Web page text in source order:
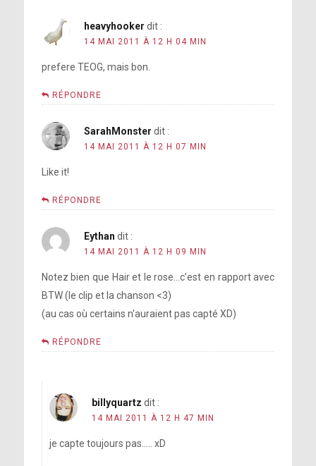
heavyhooker dit :
14 MAI 2011 À 12 H 04 MIN
prefere TEOG, mais bon.
RÉPONDRE
SarahMonster dit :
14 MAI 2011 À 12 H 07 MIN
Like it!
RÉPONDRE
Eythan dit :
14 MAI 2011 À 12 H 09 MIN
Notez bien que Hair et le rose…c’est en rapport avec
BTW (le clip et la chanson <3)
(au cas où certains n'auraient pas capté XD)
RÉPONDRE
billyquartz dit :
14 MAI 2011 À 12 H 47 MIN
je capte toujours pas….. xD